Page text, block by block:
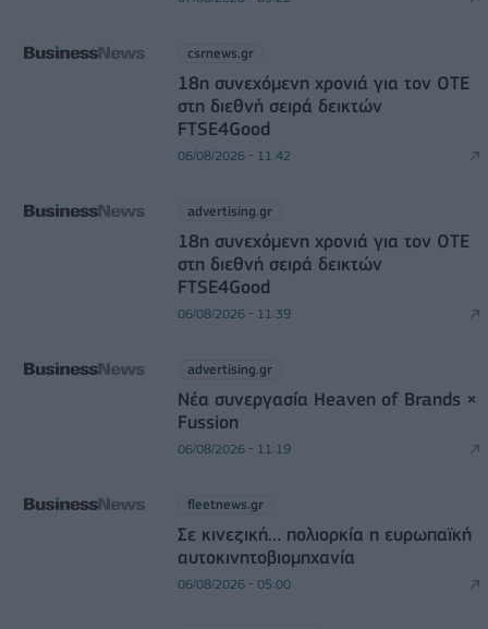
csrnews.gr
18η συνεχόμενη χρονιά για τον ΟΤΕ
στη διεθνή σειρά δεικτών
FTSE4Good
06/08/2026 - 11:42
advertising.gr
18η συνεχόμενη χρονιά για τον ΟΤΕ
στη διεθνή σειρά δεικτών
FTSE4Good
06/08/2026 - 11:39
advertising.gr
Νέα συνεργασία Heaven of Brands ×
Fussion
06/08/2026 - 11:19
fleetnews.gr
Σε κινεζική… πολιορκία η ευρωπαϊκή
αυτοκινητοβιομηχανία
06/08/2026 - 05:00